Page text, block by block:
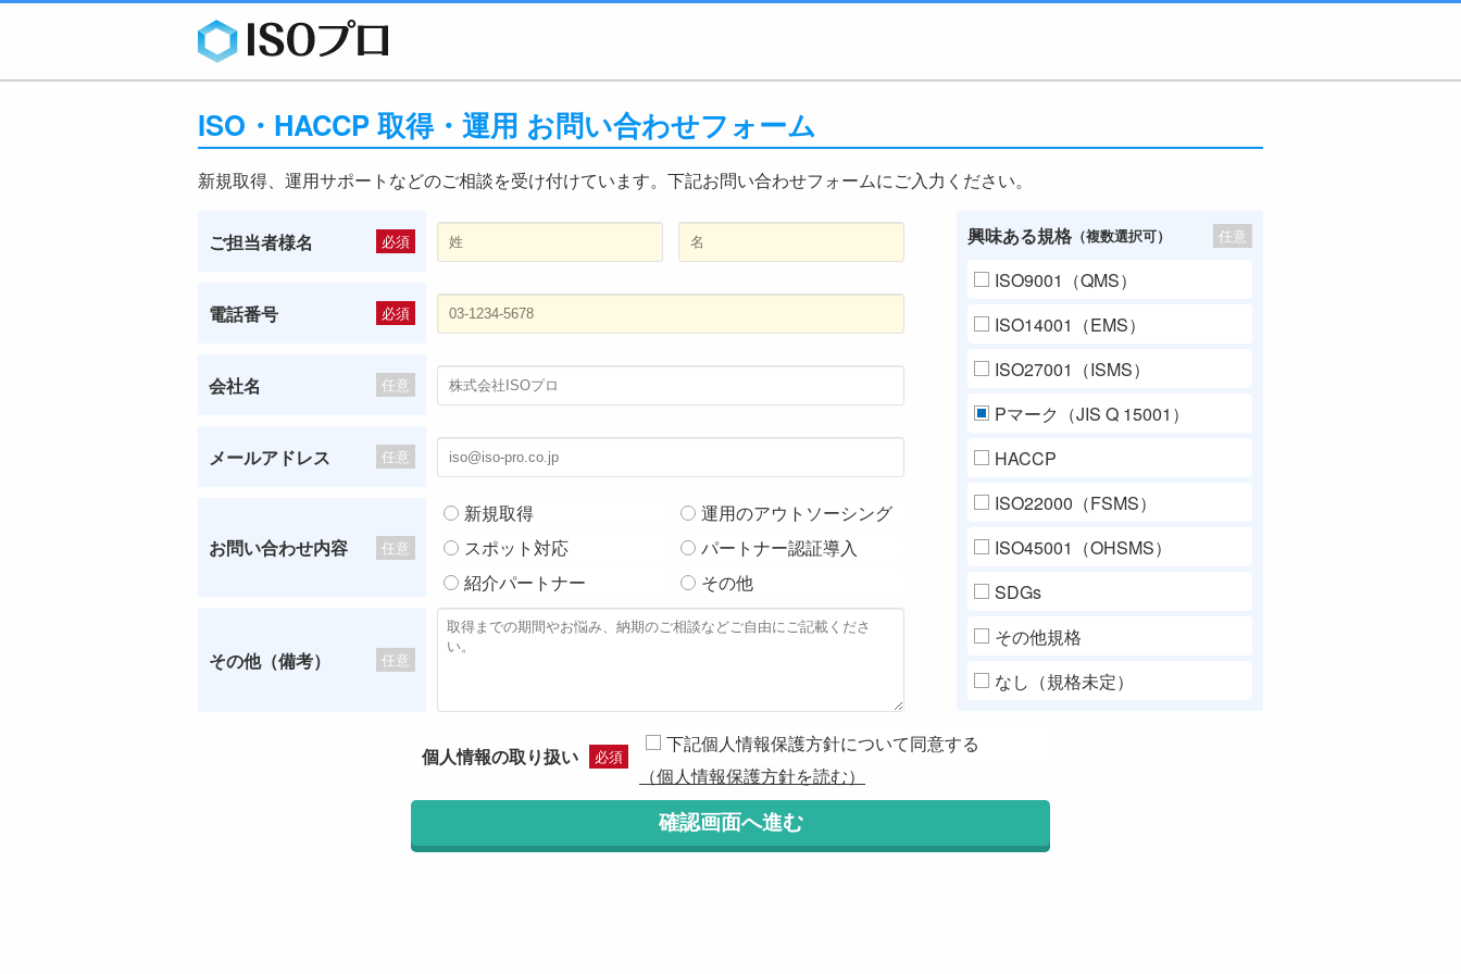
ISO・HACCP 取得・運用 お問い合わせフォーム
新規取得、運用サポートなどのご相談を受け付けています。下記お問い合わせフォームにご入力ください。
ご担当者様名 必須
電話番号 必須
会社名 任意
メールアドレス 任意
お問い合わせ内容 任意
新規取得
運用のアウトソーシング
スポット対応
パートナー認証導入
紹介パートナー
その他
その他（備考） 任意
興味ある規格 （複数選択可） 任意
ISO9001（QMS）
ISO14001（EMS）
ISO27001（ISMS）
Pマーク（JIS Q 15001）
HACCP
ISO22000（FSMS）
ISO45001（OHSMS）
SDGs
その他規格
なし（規格未定）
個人情報の取り扱い 必須
下記個人情報保護方針について同意する
（個人情報保護方針を読む）